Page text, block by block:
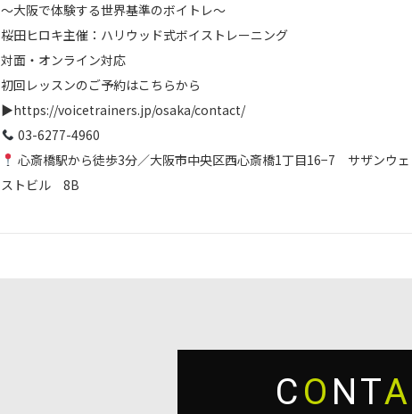
～大阪で体験する世界基準のボイトレ～
桜田ヒロキ主催：ハリウッド式ボイストレーニング
対面・オンライン対応
初回レッスンのご予約はこちらから
▶https://voicetrainers.jp/osaka/contact/
03-6277-4960
心斎橋駅から徒歩3分／大阪市中央区西心斎橋1丁目16−7 サザンウェ
ストビル 8B
CO NTA